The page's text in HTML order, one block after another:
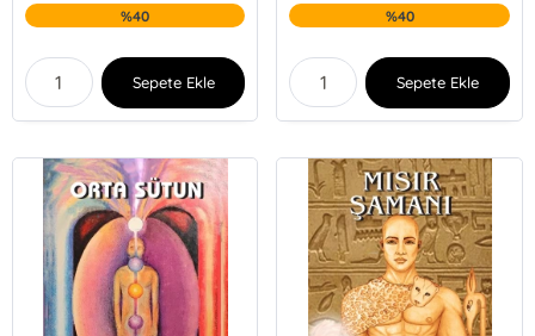
%40
Sepete Ekle
%40
Sepete Ekle